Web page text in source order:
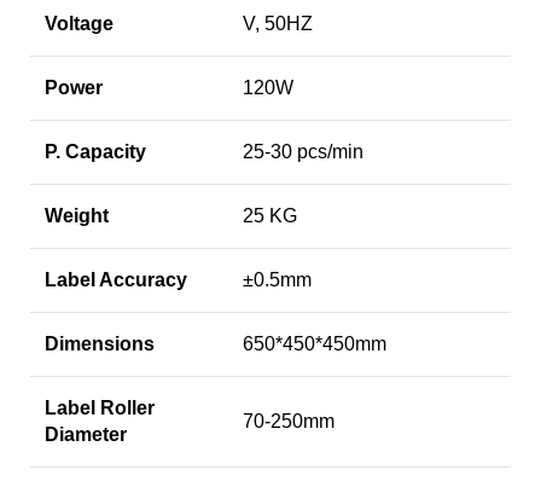
Voltage V, 50HZ
Power 120W
P. Capacity 25-30 pcs/min
Weight 25 KG
Label Accuracy ±0.5mm
Dimensions 650*450*450mm
Label Roller
Diameter
70-250mm